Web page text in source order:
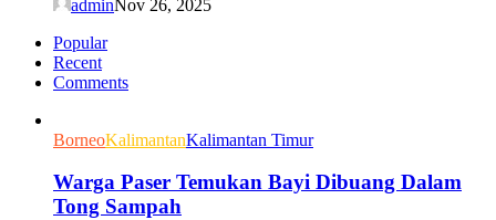
adminNov 26, 2025
Popular
Recent
Comments
BorneoKalimantanKalimantan Timur
Warga Paser Temukan Bayi Dibuang Dalam
Tong Sampah